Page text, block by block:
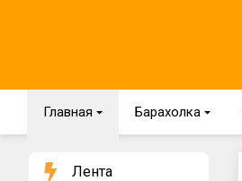
Главная { Барахолка {
Лента